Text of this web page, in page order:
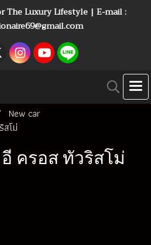
The Luxury Lifestyle | E-mail :
New car
สโม่
ครอส ทัวริสโม่